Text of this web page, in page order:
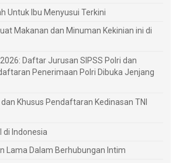
Untuk Ibu Menyusui Terkini
Makanan dan Minuman Kekinian ini di
Daftar Jurusan SIPSS Polri dan
Penerimaan Polri Dibuka Jenjang
Khusus Pendaftaran Kedinasan TNI
di Indonesia
Lama Dalam Berhubungan Intim